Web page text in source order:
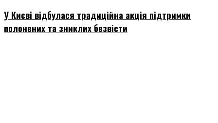
У Києві відбулася традиційна акція підтримки
полонених та зниклих безвісти